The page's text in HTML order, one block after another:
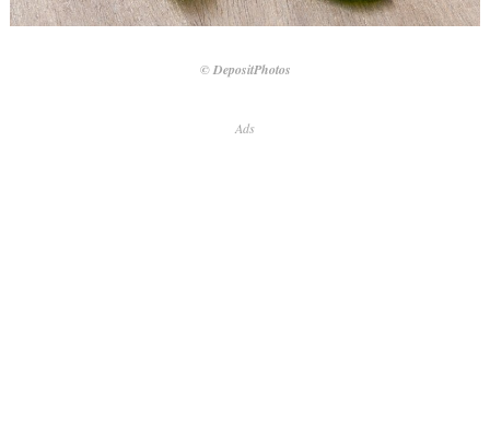
© DepositPhotos
Ads